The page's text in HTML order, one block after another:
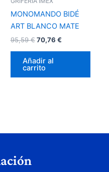
MONOMANDO BIDÉ
ART BLANCO MATE
95,59€ 70,76 €
Añadir al
carrito